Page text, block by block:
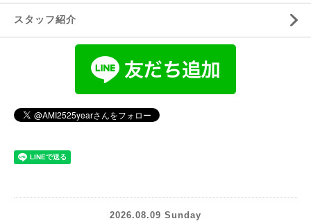
スタッフ紹介
2026.08.09 Sunday